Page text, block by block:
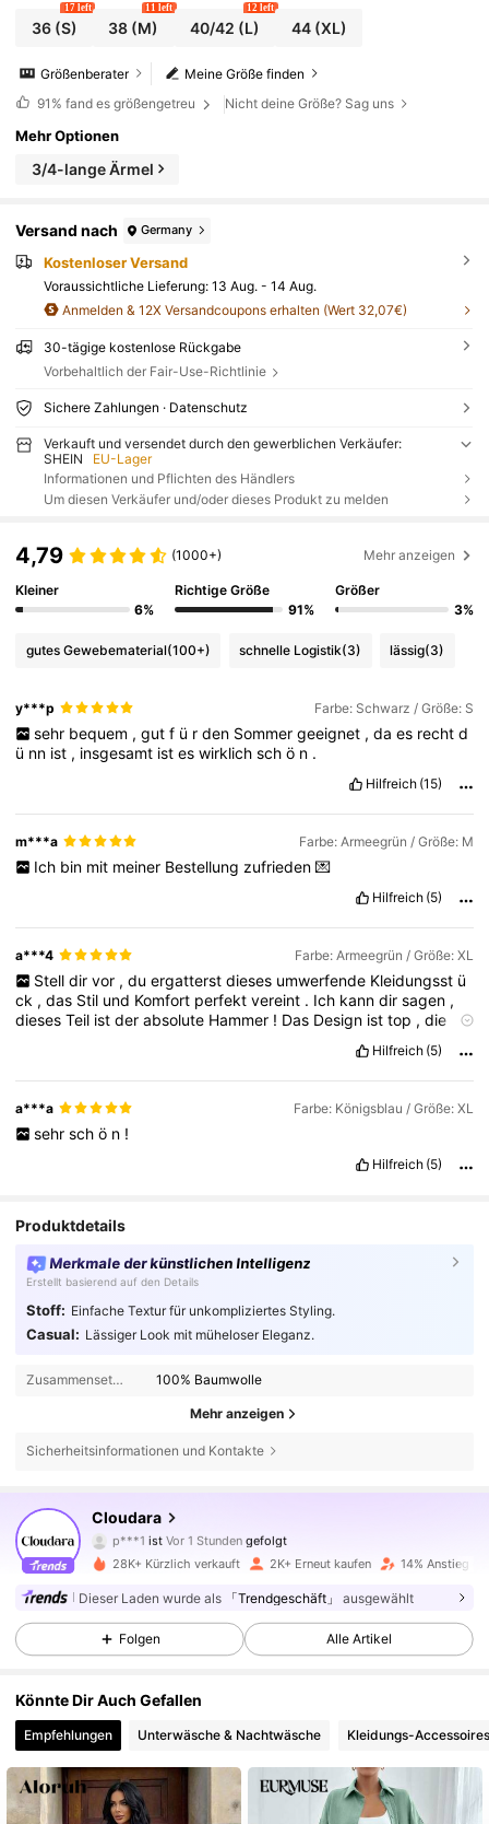
36(S)
17 left
38 (M)
11 left
40/42 (L)
12 left
44(XL)
Meine Größe finden
Größenberater
91% fand es größengetreu Nicht deine Größe? Sag uns
Mehr Optionen
3/4-lange Ärmel
Versand nach Germany
Kostenloser Versand
Voraussichtliche Lieferung: 13 Aug. - 14 Aug.
Anmelden & 12X Versandcoupons erhalten (Wert 32,07€)
30-tägige kostenlose Rückgabe
Vorbehaltlich der Fair-Use-Richtlinie
Sichere Zahlungen · Datenschutz
Verkauft und versendet durch den gewerblichen Verkäufer:
SHEIN
EU-Lager
Informationen und Pflichten des Händlers
Um diesen Verkäufer und/oder dieses Produkt zu melden
4,79 (1000+) Mehr anzeigen
Kleiner
6%
Richtige Größe
91%
Größer
3%
gutes Gewebematerial(100+) schnelle Logistik(3) lässig(3)
y***p Farbe: Schwarz / Größe: S
sehr bequem , gut f ü r den Sommer geeignet , da es recht d
ü nn ist , insgesamt isteswirklichschö n .
Hilfreich (15)
m***a Farbe: Armeegrün / Größe: M
Ich bin mit meiner Bestellung zufrieden 💌
Hilfreich (5)
a***4 Farbe: Armeegrün / Größe: XL
Stell dir vor , du ergatterst dieses umwerfende Kleidungsst ü
ck ,das Stil und Komfort perfektvereint . Ich kanndirsagen ,
diesesTeil istderabsolute Hammer ! Das Design isttop ,die
manalleBlickeauf
sichziehtundsicheinfachfantastischfühlt.Glaubmir,dasist
Must- have
Hilfreich (5)
a***a Farbe: Königsblau / Größe: XL
sehr sch ö n !
Hilfreich (5)
Produktdetails
Merkmale der künstlichen Intelligenz
Erstellt basierend auf den Details
Stoff: Einfache Textur für unkompliziertes Styling.
Casual: Lässiger Look mit müheloser Eleganz.
Zusammensetzung: 100% Baumwolle
Mehr anzeigen
Sicherheitsinformationen und Kontakte
Cloudara
m***sist am Durchsuchen
4,67
4.5K Follower
4,67
4,67 4.5K Follower
4,67 4.5K Follower
28K+ Kürzlich verkauft 2K+ Erneut kaufen 14% Anstieg
Dieser Laden wurde als 「Trendgeschäft」 ausgewählt
Folgen Alle Artikel
Könnte Dir Auch Gefallen
Empfehlungen Unterwäsche & Nachtwäsche Kleidungs-Accessoires